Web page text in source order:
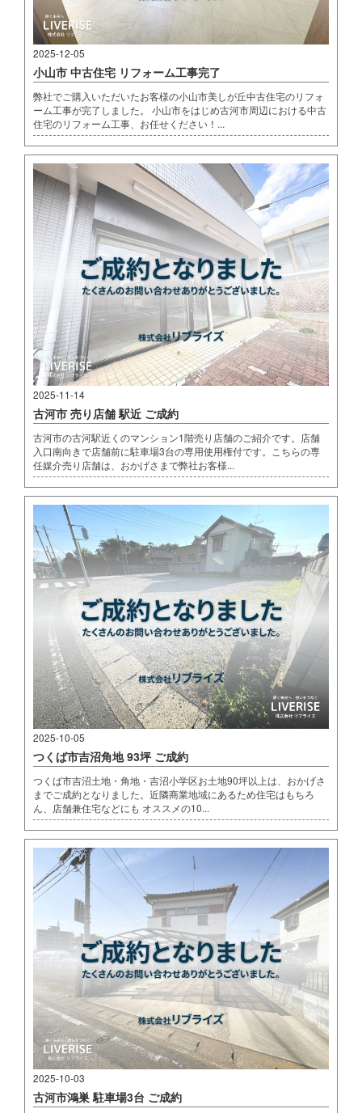
2025-12-05
小山市 中古住宅 リフォーム工事完了
弊社でご購入いただいたお客様の小山市美しが丘中古住宅のリフォ
ーム工事が完了しました。 小山市をはじめ古河市周辺における中古
住宅のリフォーム工事、お任せください！...
2025-11-14
古河市 売り店舗 駅近 ご成約
古河市の古河駅近くのマンション1階売り店舗のご紹介です。店舗
入口南向きで店舗前に駐車場3台の専用使用権付です。こちらの専
任媒介売り店舗は、おかげさまで弊社お客様...
2025-10-05
つくば市吉沼角地 93坪 ご成約
つくば市吉沼土地・角地・吉沼小学区お土地90坪以上は、おかげさ
までご成約となりました。近隣商業地域にあるため住宅はもちろ
ん、店舗兼住宅などにも オススメの10...
2025-10-03
古河市鴻巣 駐車場3台 ご成約